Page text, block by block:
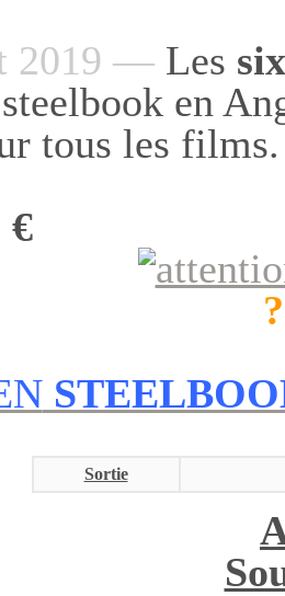
2019 — Les six
en
tous les
€
Sortie